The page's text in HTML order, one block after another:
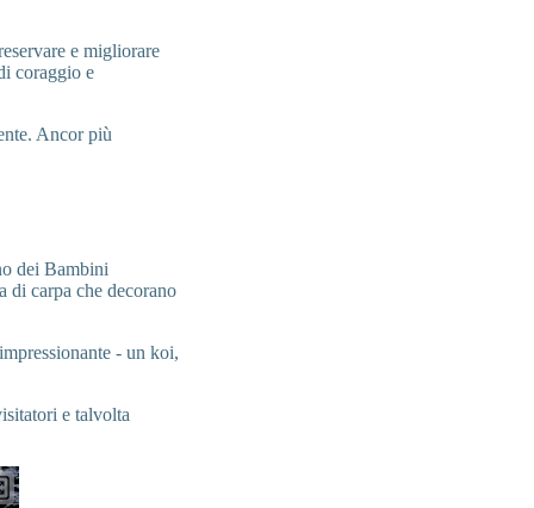
e migliorare
coraggio e
Ancor più
dei Bambini
di carpa che decorano
- un koi,
e talvolta